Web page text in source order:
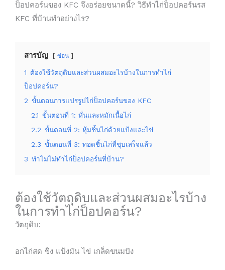
ป็อปคอร์นของ KFC จึงอร่อยขนาดนี้? วิธีทำไก่ป็อปคอร์นรส
KFC ที่บ้านทำอย่างไร?
สารบัญ ซ่อน
1 ต้องใช้วัตถุดิบและส่วนผสมอะไรบ้างในการทำไก่
ป็อปคอร์น?
2 ขั้นตอนการแปรรูปไก่ป็อปคอร์นของ KFC
2.1 ขั้นตอนที่ 1: หั่นและหมักเนื้อไก่
2.2 ขั้นตอนที่ 2: หุ้มชิ้นไก่ด้วยแป้งและไข่
2.3 ขั้นตอนที่ 3: ทอดชิ้นไก่ที่ชุบเสร็จแล้ว
3 ทำไมไม่ทำไก่ป็อปคอร์นที่บ้าน?
ต้องใช้วัตถุดิบและส่วนผสมอะไรบ้าง
ในการทำไก่ป็อปคอร์น?
วัตถุดิบ:
อกไก่สด ขิง แป้งมัน ไข่ เกล็ดขนมปัง